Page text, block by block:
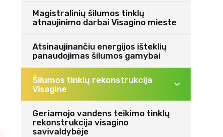
Magistralinių šilumos tinklų
atnaujinimo darbai Visagino mieste
Atsinaujinančiu energijos išteklių
panaudojimas šilumos gamybai
Šilumos tinklų rekonstrukcija
Visagine
Geriamojo vandens teikimo tinklų
rekonstrukcija visagino
savivaldybėje